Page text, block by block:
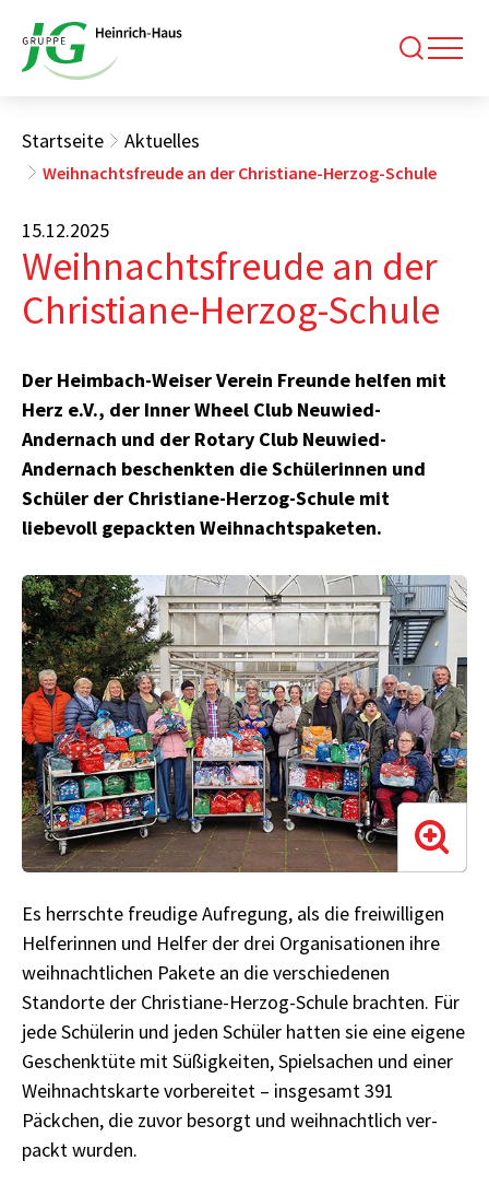
Startseite Aktuelles
Weihnachtsfreude an der Christiane-Herzog-Schule
15.12.2025
Weihnachtsfreude an der
Christiane-Herzog-Schule
Der Heimbach-Weiser Verein Freunde helfen mit
Herz e.V., der Inner Wheel Club Neuwied-
Andernach und der Rotary Club Neuwied-
Andernach beschenkten die Schülerinnen und
Schüler der Christiane-Herzog-Schule mit
liebevoll gepackten Weihnachtspaketen.
Es herrschte freudige Aufregung, als die freiwilligen
Helferinnen und Helfer der drei Organisationen ihre
weihnachtlichen Pakete an die verschiedenen
Standorte der Christiane-Herzog-Schule brachten. Für
jede Schülerin und jeden Schüler hatten sie eine eigene
Geschenktüte mit Süßigkeiten, Spielsachen und einer
Weihnachtskarte vorbereitet – insgesamt 391
Päckchen, die zuvor besorgt und weihnachtlich ver-
packt wurden.